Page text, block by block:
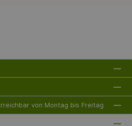
Design passt es sich perfekt den
an. Bitte beachten Sie,
oder
im Lieferumfang enthalten ist,
gemacht werden kann.
von Montag bis Freitag